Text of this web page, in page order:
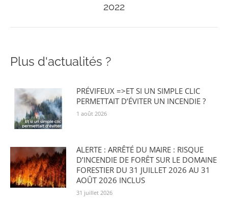
2022
Plus d'actualités ?
PRÉVIFEUX =>ET SI UN SIMPLE CLIC
PERMETTAIT D’ÉVITER UN INCENDIE ?
1 août 2026
ALERTE : ARRÊTÉ DU MAIRE : RISQUE
D’INCENDIE DE FORÊT SUR LE DOMAINE
FORESTIER DU 31 JUILLET 2026 AU 31
AOÛT 2026 INCLUS
31 juillet 2026